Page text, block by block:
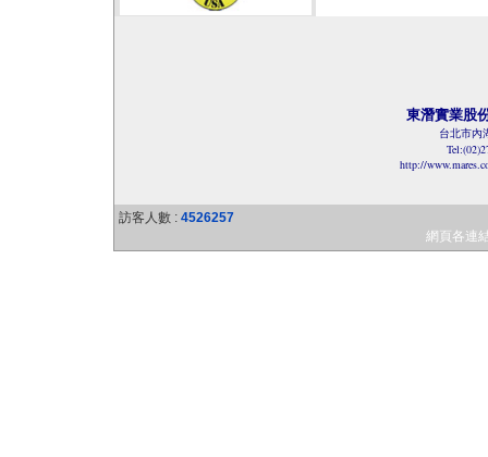
東潛實業股
台北市內
http://
訪客人數 : 4526257
網頁各連